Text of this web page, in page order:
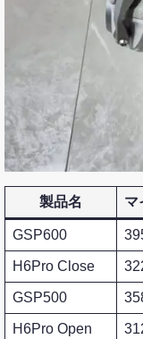
製品名 マ
GSP600
H6Pro Close
GSP500
H6Pro Open